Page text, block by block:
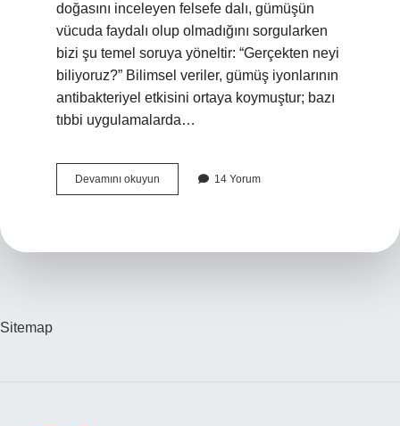
doğasını inceleyen felsefe dalı, gümüşün
vücuda faydalı olup olmadığını sorgularken
bizi şu temel soruya yöneltir: “Gerçekten neyi
biliyoruz?” Bilimsel veriler, gümüş iyonlarının
antibakteriyel etkisini ortaya koymuştur; bazı
tıbbi uygulamalarda…
Devamını okuyun
vücuda
14 Yorum
Sitemap